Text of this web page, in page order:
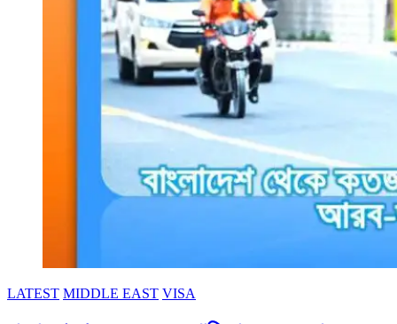
LATEST MIDDLE EAST VISA